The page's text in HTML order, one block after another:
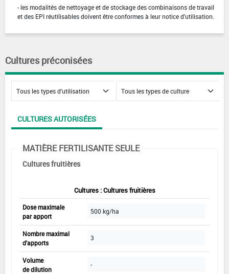
- les modalités de nettoyage et de stockage des combinaisons de travail
et des EPI réutilisables doivent être conformes à leur notice d'utilisation.
Cultures préconisées
CULTURES AUTORISÉES
MATIÈRE FERTILISANTE SEULE
Cultures fruitières
Cultures : Cultures fruitières
Dose maximale
par apport
500 kg/ha
Nombre maximal
d'apports
3
Volume
de dilution
-